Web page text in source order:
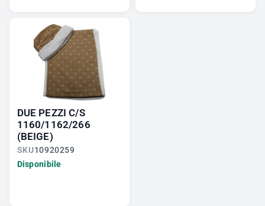
DUE PEZZI C/S
1160/1162/266
(BEIGE)
SKU10920259
Disponibile